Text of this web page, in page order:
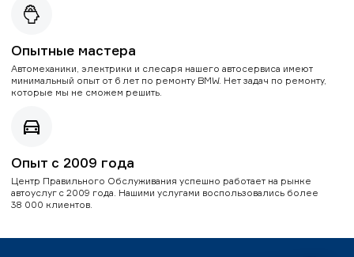
Опытные мастера
Автомеханики, электрики и слесаря нашего автосервиса имеют
минимальный опыт от 6 лет по ремонту BMW. Нет задач по ремонту,
которые мы не сможем решить.
Опыт с 2009 года
Центр Правильного Обслуживания успешно работает на рынке
автоуслуг с 2009 года. Нашими услугами воспользовались более
38 000 клиентов.